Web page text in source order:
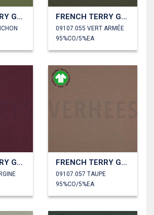
FRENCH TERRY GOTS FRENCH TERRY GOTS
09107.055 VERT ARMÉE
95%CO/5%EA
FRENCH TERRY GOTS FRENCH TERRY GOTS
09107.057 TAUPE
95%CO/5%EA